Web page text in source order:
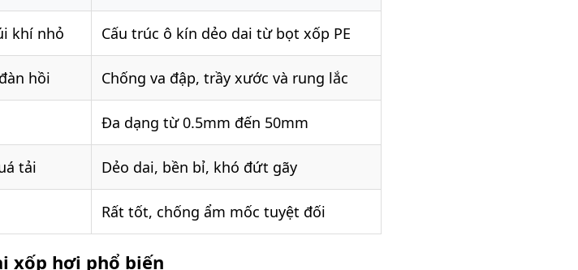
khí nhỏ Cấu trúc ô kín dẻo dai từ bọt xốp PE
hồi Chống va đập, trầy xước và rung lắc
Đa dạng từ 0.5mm đến 50mm
tải Dẻo dai, bền bỉ, khó đứt gãy
Rất tốt, chống ẩm mốc tuyệt đối
xốp hơi phổ biến